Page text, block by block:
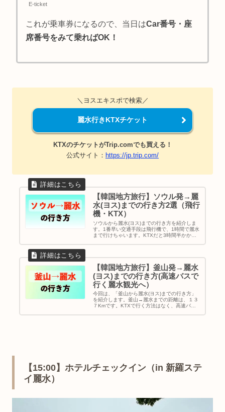
E-ticket
これが乗車券になるので、当日はCar番号・座
席番号をみて乗ればOK！
＼ヨスエキスポで検索／
麗水行きKTXチケット
KTXのチケットがTrip.comでも買える！
公式サイト： https://jp.trip.com/
【韓国地方旅行】ソウル発→麗
水(ヨス)までの行き方2選（飛行
機・KTX）
ソウルから麗水(ヨス)までの行き方を紹介しま
す。1番早い交通手段は飛行機で、1時間で麗水
まで行けちゃいます。KTXだと3時間半かかり
【韓国地方旅行】釜山発→麗水
(ヨス)までの行き方(高速バスで
行く麗水観光へ）
今回は、「釜山から麗水(ヨス)までの行き方」
を紹介します。釜山→麗水までの距離は、１３
７Kmです。KTXで行く方法はなく、高速バス
【15:00】ホテルチェックイン（in 新羅ステ
イ麗水）